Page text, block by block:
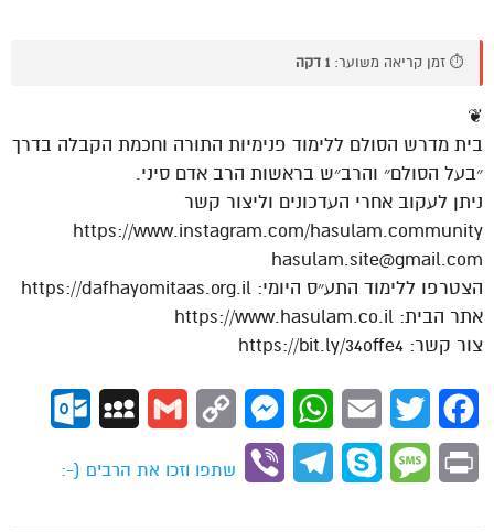
⏱️ זמן קריאה משוער: 1 דקה
❦
בית מדרש הסולם ללימוד פנימיות התורה וחכמת הקבלה בדרך
״בעל הסולם״ והרב״ש בראשות הרב אדם סיני.
ניתן לעקוב אחרי העדכונים וליצור קשר
https://www.instagram.com/hasulam.community
hasulam.site@gmail.com
הצטרפו ללימוד התע״ס היומי: https://dafhayomitaas.org.il
אתר הבית: https://www.hasulam.co.il
צור קשר: https://bit.ly/34offe4
Facebook
Twitter
Email
WhatsApp
Messenger
Copy
Gmail
MySpace
Print
Message
Skype
Telegram
Viber
שתפו וזכו את הרבים (-: